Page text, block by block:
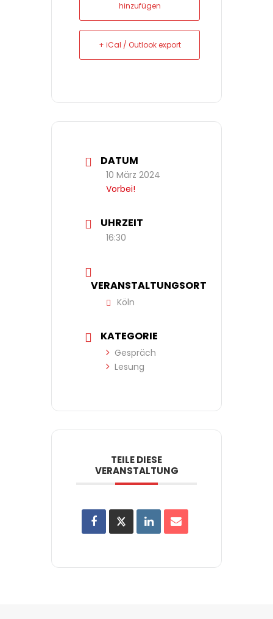
hinzufügen
+ iCal / Outlook export
DATUM
10 März 2024
Vorbei!
UHRZEIT
16:30
VERANSTALTUNGSORT
Köln
KATEGORIE
Gespräch
Lesung
TEILE DIESE
VERANSTALTUNG